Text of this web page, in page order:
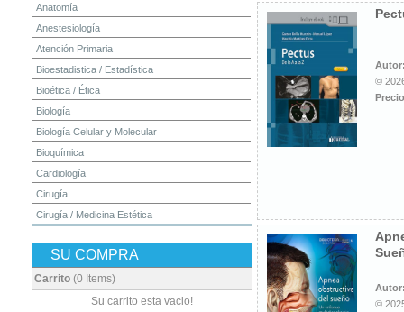
Anatomía
Anestesiología
Atención Primaria
Bioestadistica / Estadística
Bioética / Ética
Biología
Biología Celular y Molecular
Bioquímica
Cardiología
Cirugía
Cirugía / Medicina Estética
Dermatología
Diagnóstico por Imagen / Radiología
SU COMPRA
Carrito (0 Items)
Su carrito esta vacio!
©
©